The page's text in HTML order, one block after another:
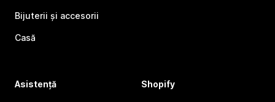
Bijuterii și accesorii
Casă
Asistență Shopify